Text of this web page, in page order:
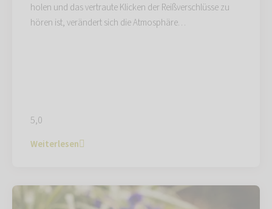
holen und das vertraute Klicken der Reißverschlüsse zu
hören ist, verändert sich die Atmosphäre…
5,0
Weiterlesen